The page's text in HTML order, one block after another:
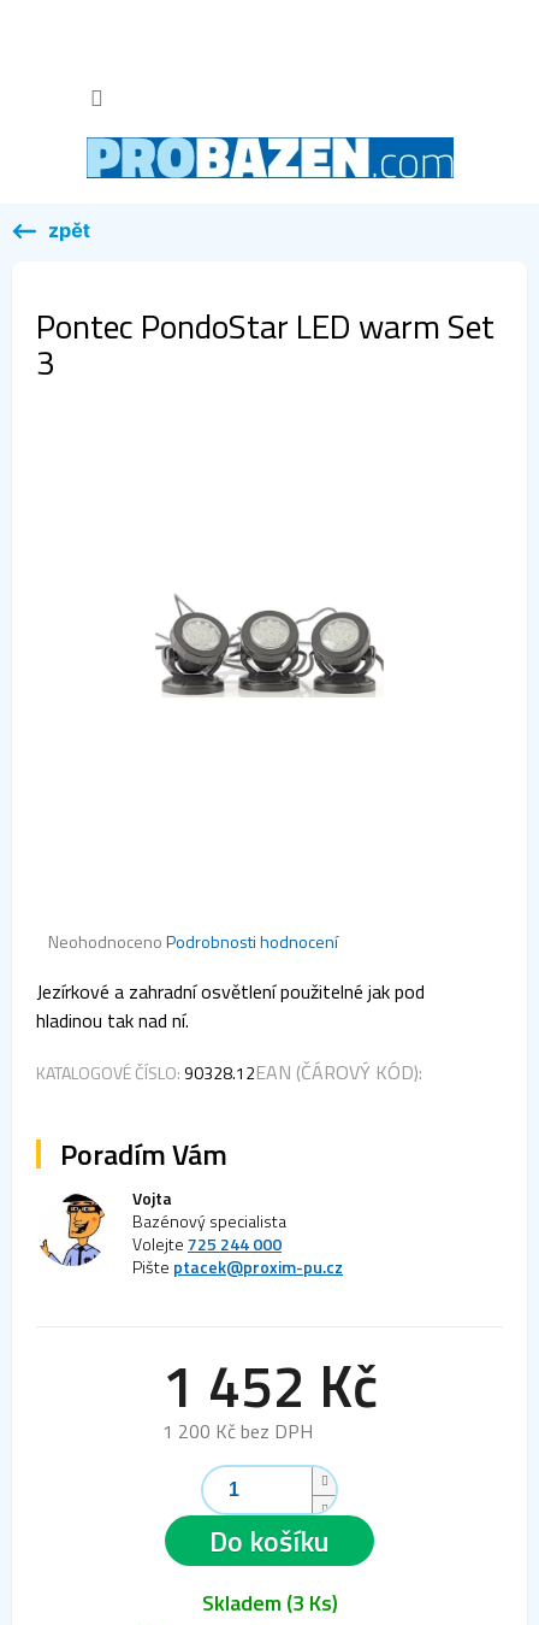
Pontec PondoStar LED warm Set
3
Průměrné
produktu
je
0,0
hvězdiček.
NeohodnocenoPodrobnosti hodnocení
Jezírkové a zahradní osvětlení použitelné jak pod
hladinou tak nad ní.
KATALOGOVÉ ČÍSLO: 90328.12EAN (ČÁROVÝ KÓD):
Poradím Vám
Vojta
Bazénový specialista
Volejte725 244 000
Pište ptacek@proxim-pu.cz
1 452 Kč
1 200 Kč bez DPH
Do košíku
Skladem (3 Ks)